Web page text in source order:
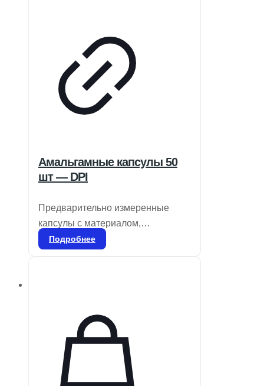
Амальгамные капсулы 50
шт — DPI
Предварительно измеренные
капсулы с материалом,
свободным от гамма-2 и ртути
реставраций боковых зубов и
ситуаций, где эстетика не
является приоритетной. Удобны в
использовании благодаря
цветовой маркировке и
Подробнее